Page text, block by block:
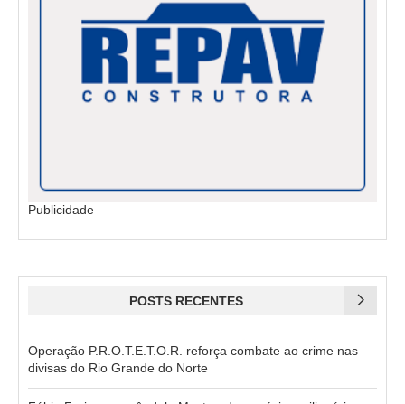
Publicidade
POSTS RECENTES
Operação P.R.O.T.E.T.O.R. reforça combate ao crime nas
divisas do Rio Grande do Norte